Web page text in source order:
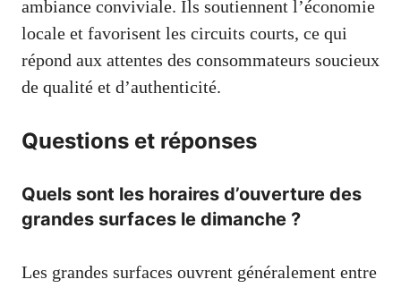
ambiance conviviale. Ils soutiennent l’économie
locale et favorisent les circuits courts, ce qui
répond aux attentes des consommateurs soucieux
de qualité et d’authenticité.
Questions et réponses
Quels sont les horaires d’ouverture des
grandes surfaces le dimanche ?
Les grandes surfaces ouvrent généralement entre